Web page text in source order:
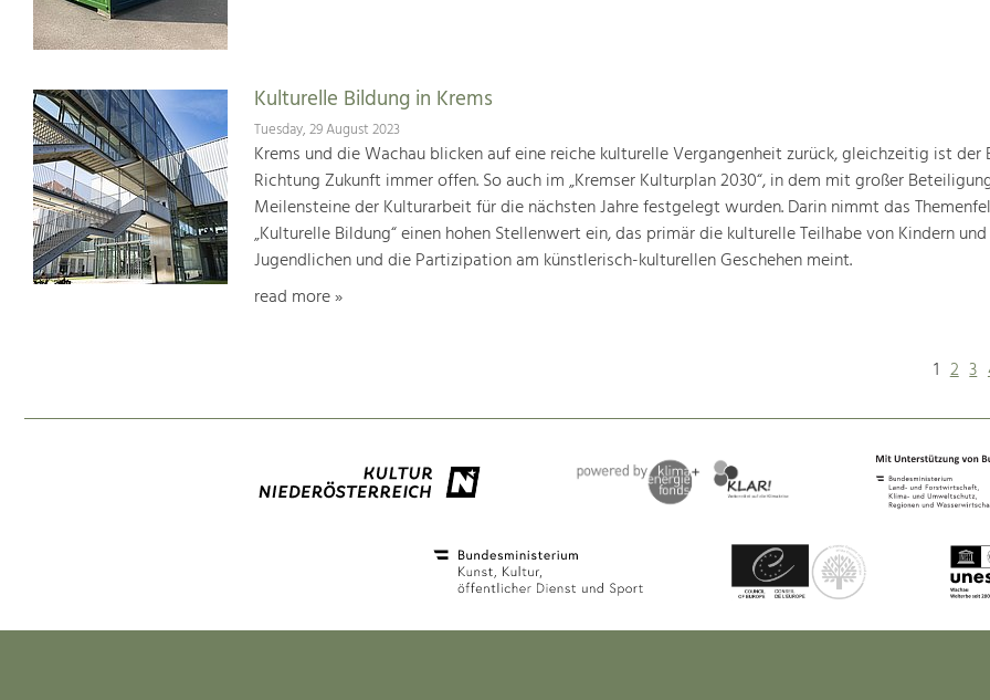
Kulturelle Bildung in Krems
Tuesday, 29 August 2023
Krems und die Wachau blicken auf eine reiche kulturelle Vergangenheit zurück, gleichzeitig ist der
Richtung Zukunft immer offen. So auch im „Kremser Kulturplan 2030“, in dem mit großer
Meilensteine der Kulturarbeit für die nächsten Jahre festgelegt wurden. Darin nimmt das
„Kulturelle Bildung“ einen hohen Stellenwert ein, das primär die kulturelle Teilhabe von Kindern und
Jugendlichen und die Partizipation am künstlerisch-kulturellen Geschehen meint.
read more »
1 2 3